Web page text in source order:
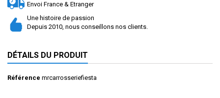
Envoi France & Etranger
Une histoire de passion
Depuis 2010, nous conseillons nos clients.
DÉTAILS DU PRODUIT
Référence mrcarrosseriefiesta